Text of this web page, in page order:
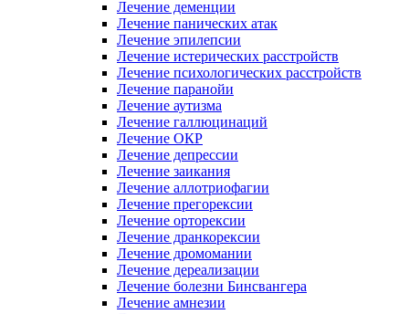
Лечение деменции
Лечение панических атак
Лечение эпилепсии
Лечение истерических расстройств
Лечение психологических расстройств
Лечение паранойи
Лечение аутизма
Лечение галлюцинаций
Лечение ОКР
Лечение депрессии
Лечение заикания
Лечение аллотриофагии
Лечение прегорексии
Лечение орторексии
Лечение дранкорексии
Лечение дромомании
Лечение дереализации
Лечение болезни Бинсвангера
Лечение амнезии